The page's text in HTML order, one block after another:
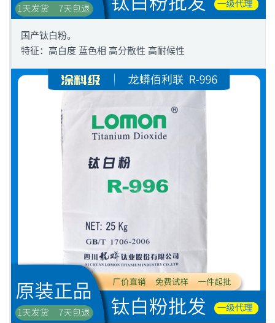
国产钛白粉。
特征：高白度 蓝色相 高分散性 高耐候性